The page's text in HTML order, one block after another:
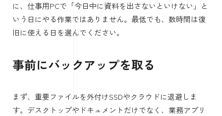
に、仕事用PCで「今日中に資料を出さないといけない」と
いう日にやる作業ではありません。最低でも、数時間は復
旧に使える日を選んでください。
事前にバックアップを取る
まず、重要ファイルを外付けSSDやクラウドに退避しま
す。デスクトップやドキュメントだけでなく、業務アプリ